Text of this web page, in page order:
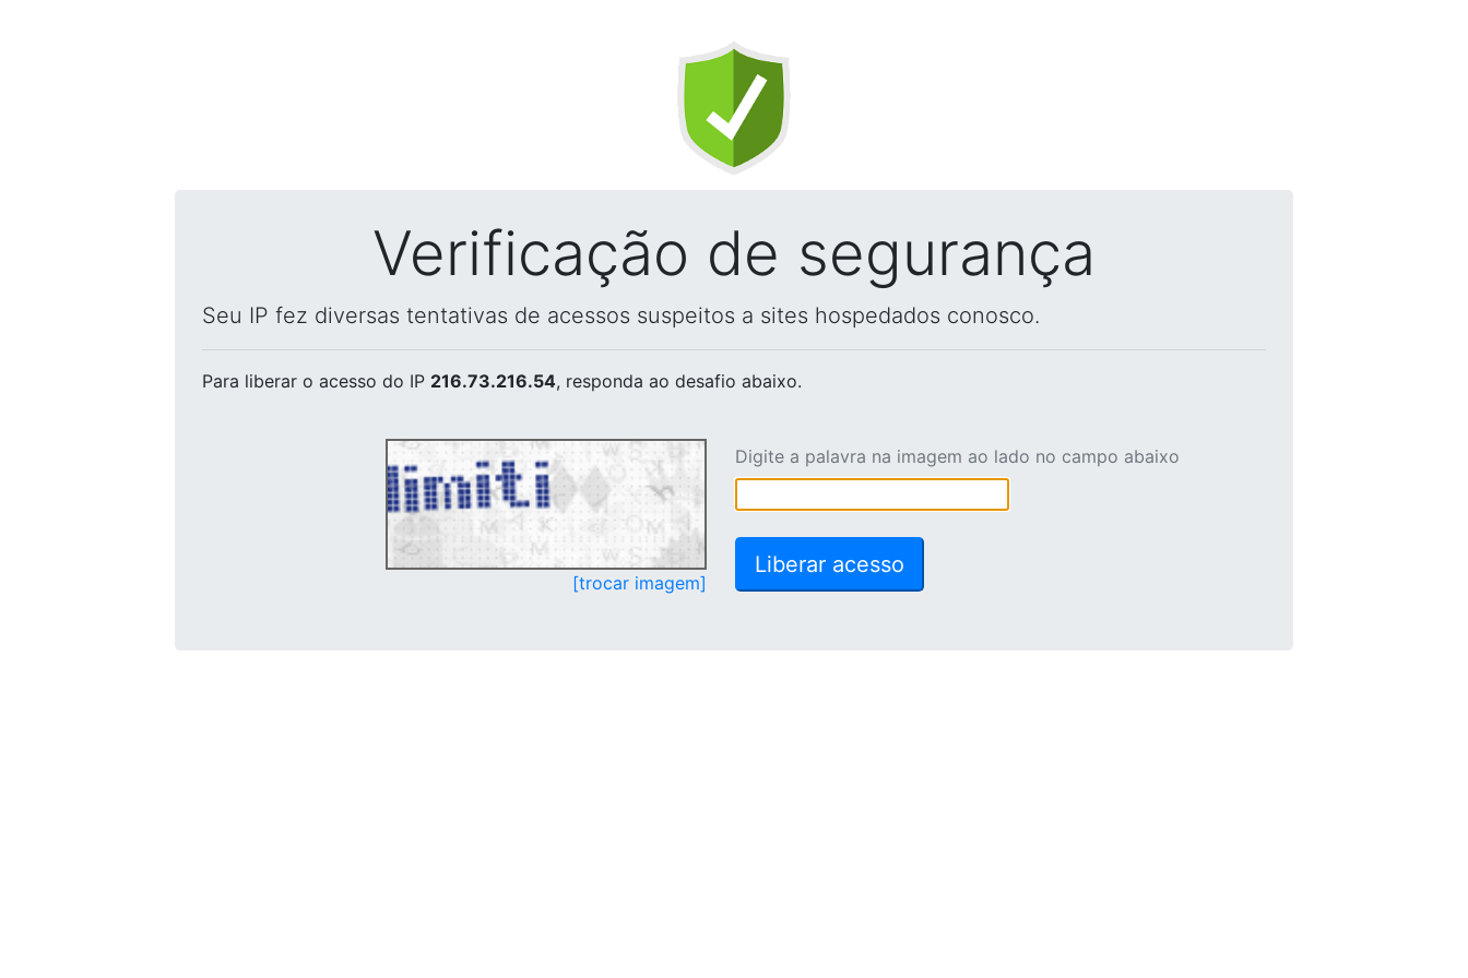
Verificação de segurança
Seu IP fez diversas tentativas de acessos suspeitos a sites hospedados conosco.
Para liberar o acesso do IP 216.73.216.54, responda ao desafio abaixo.
[trocar imagem]
Digite a palavra na imagem ao lado no campo abaixo